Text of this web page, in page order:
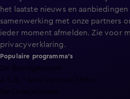
het laatste nieuws en
samenwerking met onze partners
ieder moment afmelden. Zie voor
privacyverklaring.
Populaire programma's
De Bondgenoten
A.S.S. - Anti Survival Show
De Oranjezomer